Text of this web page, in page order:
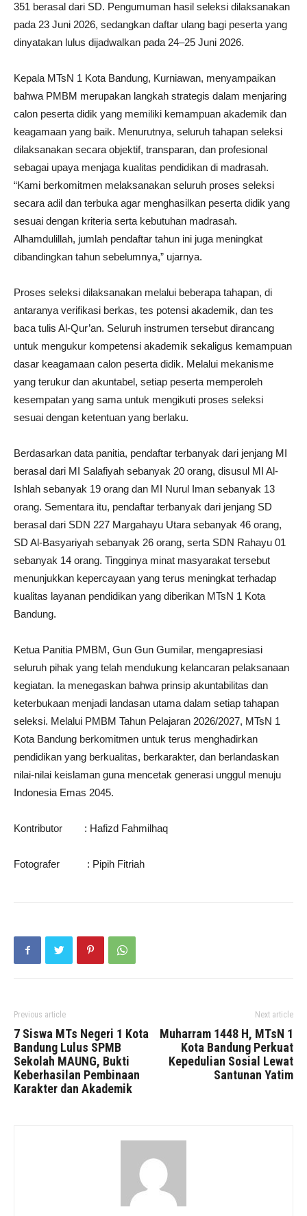
351 berasal dari SD. Pengumuman hasil seleksi dilaksanakan
pada 23 Juni 2026, sedangkan daftar ulang bagi peserta yang
dinyatakan lulus dijadwalkan pada 24–25 Juni 2026.
Kepala MTsN 1 Kota Bandung, Kurniawan, menyampaikan
bahwa PMBM merupakan langkah strategis dalam menjaring
calon peserta didik yang memiliki kemampuan akademik dan
keagamaan yang baik. Menurutnya, seluruh tahapan seleksi
dilaksanakan secara objektif, transparan, dan profesional
sebagai upaya menjaga kualitas pendidikan di madrasah.
“Kami berkomitmen melaksanakan seluruh proses seleksi
secara adil dan terbuka agar menghasilkan peserta didik yang
sesuai dengan kriteria serta kebutuhan madrasah.
Alhamdulillah, jumlah pendaftar tahun ini juga meningkat
dibandingkan tahun sebelumnya,” ujarnya.
Proses seleksi dilaksanakan melalui beberapa tahapan, di
antaranya verifikasi berkas, tes potensi akademik, dan tes
baca tulis Al-Qur’an. Seluruh instrumen tersebut dirancang
untuk mengukur kompetensi akademik sekaligus kemampuan
dasar keagamaan calon peserta didik. Melalui mekanisme
yang terukur dan akuntabel, setiap peserta memperoleh
kesempatan yang sama untuk mengikuti proses seleksi
sesuai dengan ketentuan yang berlaku.
Berdasarkan data panitia, pendaftar terbanyak dari jenjang MI
berasal dari MI Salafiyah sebanyak 20 orang, disusul MI Al-
Ishlah sebanyak 19 orang dan MI Nurul Iman sebanyak 13
orang. Sementara itu, pendaftar terbanyak dari jenjang SD
berasal dari SDN 227 Margahayu Utara sebanyak 46 orang,
SD Al-Basyariyah sebanyak 26 orang, serta SDN Rahayu 01
sebanyak 14 orang. Tingginya minat masyarakat tersebut
menunjukkan kepercayaan yang terus meningkat terhadap
kualitas layanan pendidikan yang diberikan MTsN 1 Kota
Bandung.
Ketua Panitia PMBM, Gun Gun Gumilar, mengapresiasi
seluruh pihak yang telah mendukung kelancaran pelaksanaan
kegiatan. Ia menegaskan bahwa prinsip akuntabilitas dan
keterbukaan menjadi landasan utama dalam setiap tahapan
seleksi. Melalui PMBM Tahun Pelajaran 2026/2027, MTsN 1
Kota Bandung berkomitmen untuk terus menghadirkan
pendidikan yang berkualitas, berkarakter, dan berlandaskan
nilai-nilai keislaman guna mencetak generasi unggul menuju
Indonesia Emas 2045.
Kontributor : Hafizd Fahmilhaq
Fotografer : Pipih Fitriah
Previous article
7 Siswa MTs Negeri 1 Kota
Bandung Lulus SPMB
Sekolah MAUNG, Bukti
Keberhasilan Pembinaan
Karakter dan Akademik
Next article
Muharram 1448 H, MTsN 1
Kota Bandung Perkuat
Kepedulian Sosial Lewat
Santunan Yatim